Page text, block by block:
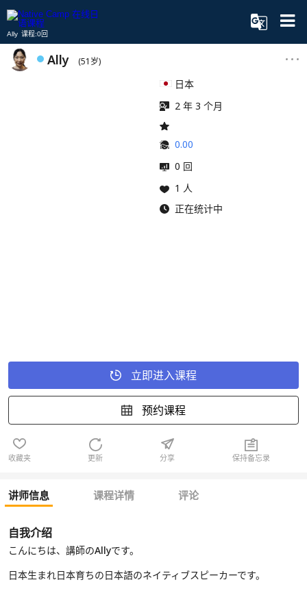
Ally 课程:0回
Ally (51岁)
日本
2 年 3 个月
0.00
0 回
1 人
正在统计中
立即进入课程
预约课程
收藏夹 更新 分享 保持备忘录
讲师信息 课程详情 评论
自我介绍
こんにちは、講師のAllyです。
日本生まれ日本育ちの日本語のネイティブスピーカーです。